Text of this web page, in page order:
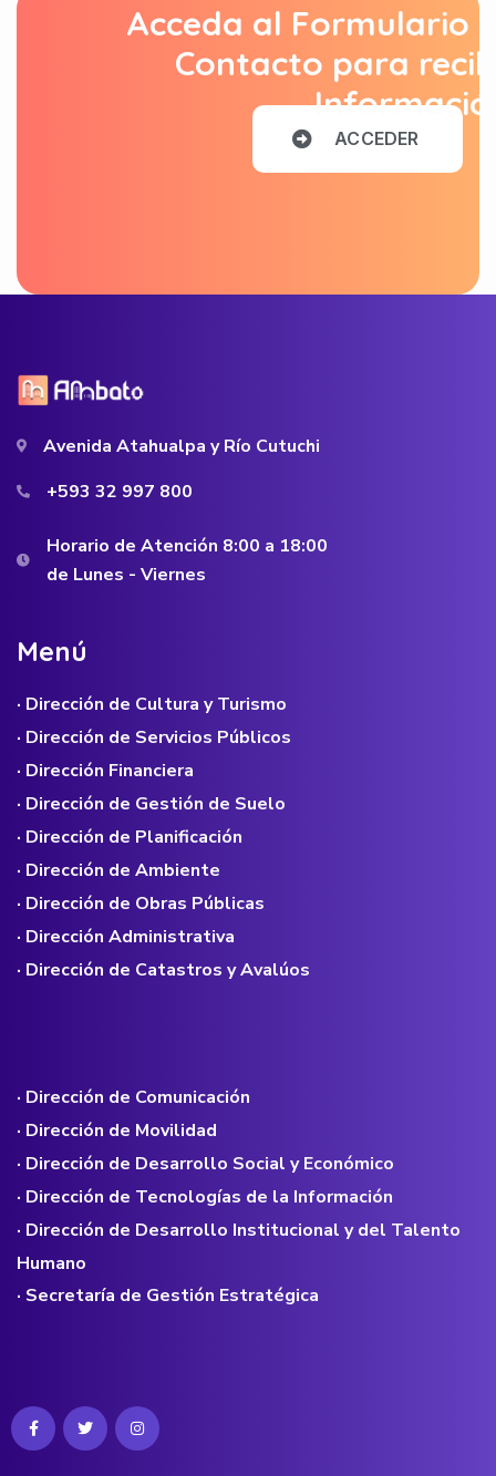
Acceda al Formulario
Contacto para
ACCEDER
Avenida Atahualpa y Río Cutuchi
+593 32 997 800
Horario de Atención 8:00 a 18:00
de Lunes - Viernes
Menú
· Dirección de Cultura y Turismo
· Dirección de Servicios Públicos
· Dirección Financiera
· Dirección de Gestión de Suelo
· Dirección de Planificación
· Dirección de Ambiente
· Dirección de Obras Públicas
· Dirección Administrativa
· Dirección de Catastros y Avalúos
· Dirección de Comunicación
· Dirección de Movilidad
· Dirección de Desarrollo Social y Económico
· Dirección de Tecnologías de la Información
· Dirección de Desarrollo Institucional y del Talento
Humano
· Secretaría de Gestión Estratégica